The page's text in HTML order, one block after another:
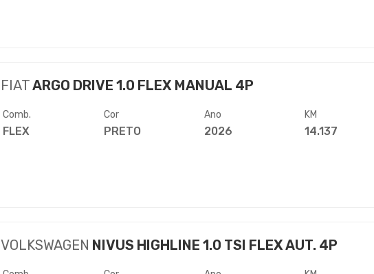
FIATARGO DRIVE 1.0 FLEX MANUAL 4P
Comb.
FLEX
Cor
PRETO
Ano
2026
KM
14.137
VOLKSWAGEN NIVUS HIGHLINE 1.0 TSI FLEX AUT. 4P